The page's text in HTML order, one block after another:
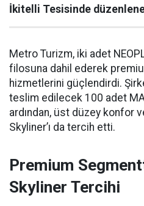
İkitelli Tesisinde
Metro Turizm, iki adet
filosuna dahil ederek
hizmetlerini güçlendirdi.
teslim edilecek 100 adet
ardından, üst düzey konfor
Skyliner’ı da tercih etti.
Premium
Skyliner Tercihi